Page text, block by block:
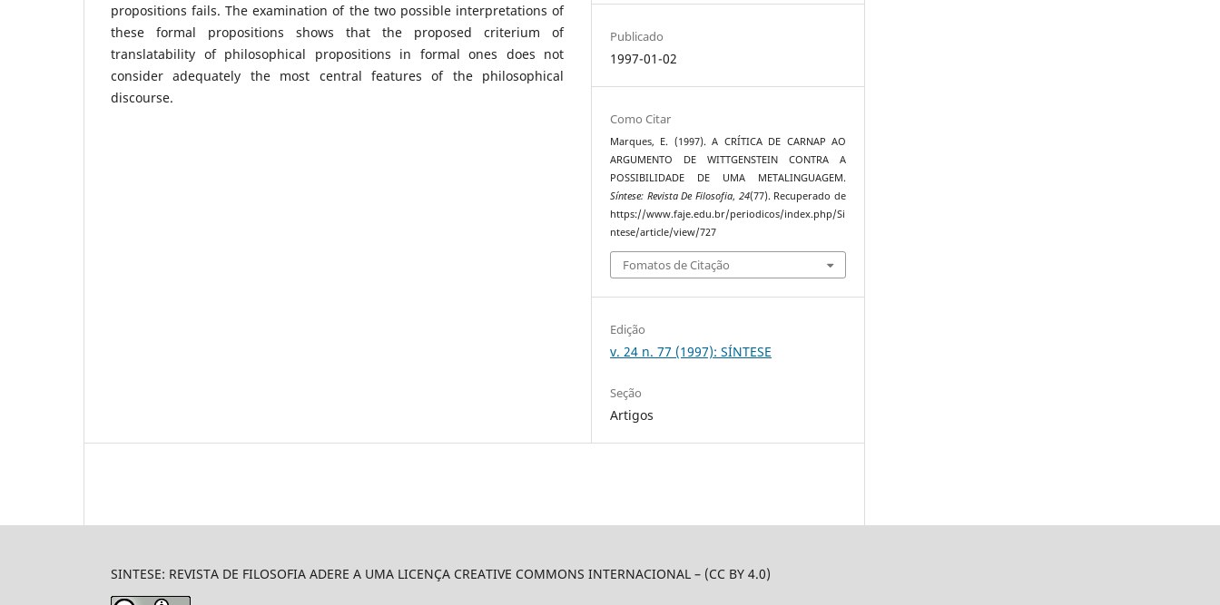
propositions fails. The examination of the two possible interpretations of
these formal propositions shows that the proposed criterium of
translatability of philosophical propositions in formal ones does not
consider adequately the most central features of the philosophical
discourse.
Publicado
1997-01-02
Como Citar
Marques, E. (1997). A CRÍTICA DE CARNAP AO
ARGUMENTO DE WITTGENSTEIN CONTRA A
POSSIBILIDADE DE UMA METALINGUAGEM.
Síntese: Revista De Filosofia, 24(77). Recuperado de
https://www.faje.edu.br/periodicos/index.php/Si
ntese/article/view/727
Fomatos de Citação
Edição
v. 24 n. 77 (1997): SÍNTESE
Seção
Artigos
SINTESE: REVISTA DE FILOSOFIA ADERE A UMA LICENÇA CREATIVE COMMONS INTERNACIONAL – (CC BY 4.0)